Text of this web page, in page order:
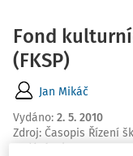
Fond
(FKSP)
Jan Mikáč
Vydáno: 2. 5. 2010
Zdroj: Časopis Řízení
Vydání:
5/2010